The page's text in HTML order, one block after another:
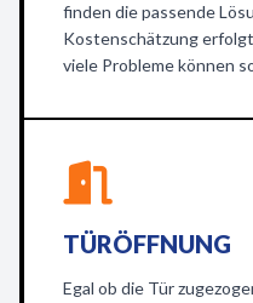
finden die passende
Kostenschätzung
viele Probleme können
TÜRÖFFNUNG
Egal ob die Tür